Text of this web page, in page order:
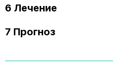
6 Лечение
7 Прогноз